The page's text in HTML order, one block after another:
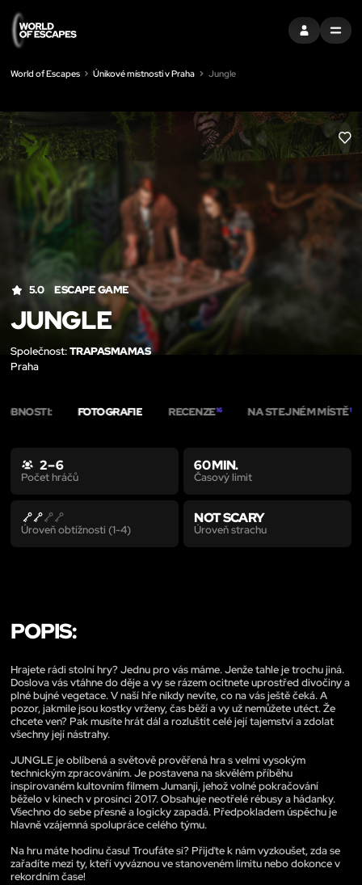
PŘIHLÁSIT SE
MENU
World of Escapes Únikové místnosti v Praha Jungle
LIKE
5.0 ESCAPE GAME
JUNGLE
Společnost:TRAPASMAMAS
Praha
FOTOGRAFIE RECENZE16 NA STEJNÉM MÍSTĚ1
2 – 6
Počet hráčů
60 MIN.
Časový limit
Úroveň obtížnosti (1-4)
NOT SCARY
Úroveň strachu
POPIS:
Hrajete rádi stolní hry? Jednu pro vás máme. Jenže tahle je trochu jiná.
Doslova vás vtáhne do děje a vy se rázem ocitnete uprostřed divočiny a
plné bujné vegetace. V naší hře nikdy nevíte, co na vás ještě čeká. A
pozor, jakmile jsou kostky vrženy, čas běží a vy už nemůžete utéct. Že
chcete ven? Pak musíte hrát dál a rozluštit celé její tajemství a zdolat
všechny její nástrahy.
JUNGLE je oblíbená a světově prověřená hra s velmi vysokým
technickým zpracováním. Je postavena na skvělém příběhu
inspirovaném kultovním filmem Jumanji, jehož volné pokračování
běželo v kinech v prosinci 2017. Obsahuje neotřelé rébusy a hádanky.
Všechno do sebe přesně a logicky zapadá. Předpokladem úspěchu je
hlavně vzájemná spolupráce celého týmu.
Na hru máte hodinu času! Troufáte si? Přijďte k nám vyzkoušet, zda se
zařadíte mezi ty, kteří vyváznou ve stanoveném limitu nebo dokonce v
rekordním čase!